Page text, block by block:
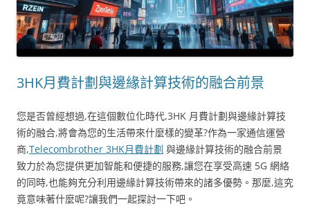
3HK月費計劃與邊緣計算技術的融合前景
您是否曾經想過,在這個數位化時代,3HK 月費計劃與邊緣計算技
術的融合,將會為您的生活帶來什麼樣的變革?作為一家通信運營
商,Telecombrother 3HK月費計劃 與邊緣計算技術的融合前景
致力於為您提供更加智能和便捷的服務,讓您在享受高速 5G 網絡
的同時,也能夠充分利用邊緣計算技術帶來的諸多優勢。那麼,這究
竟意味著什麼呢?讓我們一起探討一下吧。